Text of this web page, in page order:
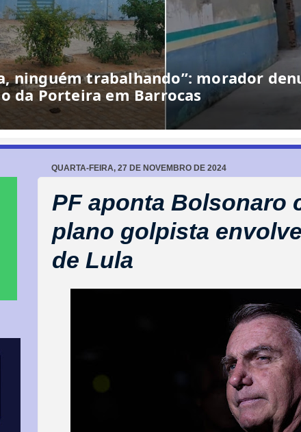
ninguém trabalhando”: morador
da Porteira em Barrocas
QUARTA-FEIRA, 27 DE NOVEMBRO DE 2024
PF aponta Bolsonaro
plano golpista
de Lula